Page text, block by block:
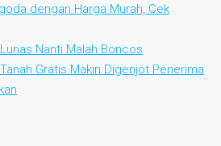
dengan Harga Murah, Cek
Nanti Malah Boncos
Gratis Makin Digenjot Penerima